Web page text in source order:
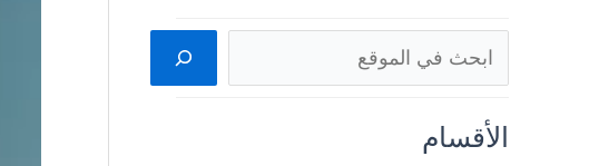
البحث
الأقسام